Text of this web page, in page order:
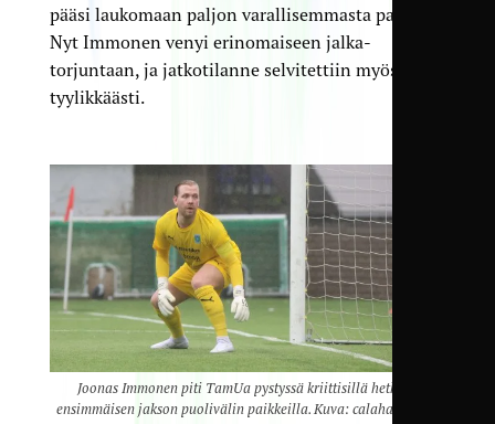
pääsi laukomaan paljon varallisemmasta paikasta.
Nyt Immonen venyi erinomaiseen jalka­
torjuntaan, ja jatko­tilanne selvitettiin myös
tyylikkäästi.
Joonas Immonen piti TamUa pystyssä kriittisillä hetkillä
ensimmäisen jakson puolivälin paikkeilla. Kuva: calahan.kuvat